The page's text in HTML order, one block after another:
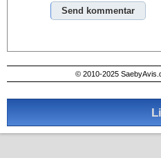
© 2010-2025